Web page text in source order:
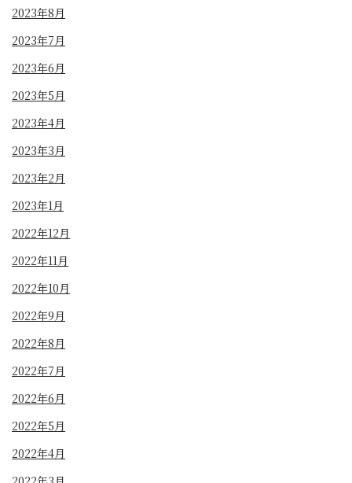
2023年8月
2023年7月
2023年6月
2023年5月
2023年4月
2023年3月
2023年2月
2023年1月
2022年12月
2022年11月
2022年10月
2022年9月
2022年8月
2022年7月
2022年6月
2022年5月
2022年4月